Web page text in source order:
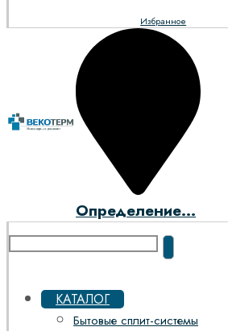
Избранное
Определение...
КАТАЛОГ
Бытовые сплит-системы